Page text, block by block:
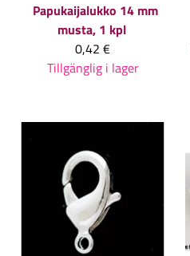
Papukaijalukko 14 mm
musta, 1 kpl
0,42 €
Tillgänglig i lager